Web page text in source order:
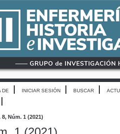
DE INICIAR SESIÓN BUSCAR
8, Núm. 1 (2021)